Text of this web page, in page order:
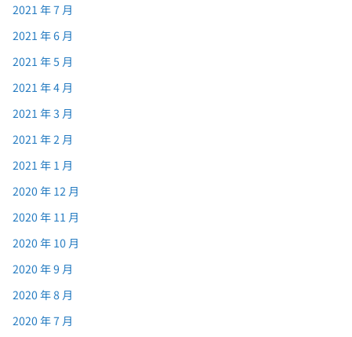
2021 年 7 月
2021 年 6 月
2021 年 5 月
2021 年 4 月
2021 年 3 月
2021 年 2 月
2021 年 1 月
2020 年 12 月
2020 年 11 月
2020 年 10 月
2020 年 9 月
2020 年 8 月
2020 年 7 月